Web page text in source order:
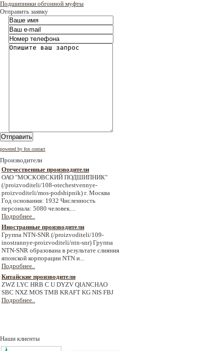
Подшипники обгонной муфты
Отправить заявку
Отправить
powered by fox contact
Производители
Отечественные производители
ОАО "МОСКОВСКИЙ ПОДШИПНИК"
(/proizvoditeli/108-otechestvennye-
proizvoditeli/mos-podshipnik) г. Москва
Год основания: 1932 Численность
персонала: 5080 человек....
Подробнее..
Иностранные производители
Группа NTN-SNR (/proizvoditeli/109-
inostrannye-proizvoditeli/ntn-snr) Группа
NTN-SNR образована в результате слияния
японской корпорации NTN и...
Подробнее..
Китайские производители
ZWZ LYC HRB C U DYZV QIANCHAO
SBC NXZ MOS TMB KRAFT KG NIS FBJ
Подробнее..
Наши клиенты